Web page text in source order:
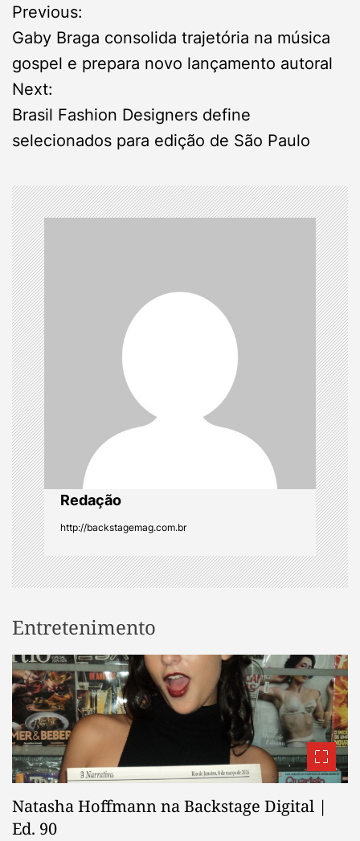
P
o
s
t
a
v
i
g
a
t
i
o
n
Previous:
Gaby Braga consolida trajetória na música
gospel e prepara novo lançamento autoral
Next:
Brasil Fashion Designers define
selecionados para edição de São Paulo
Redação
http://backstagemag.com.br
Entretenimento
Natasha Hoffmann na Backstage Digital |
Ed. 90